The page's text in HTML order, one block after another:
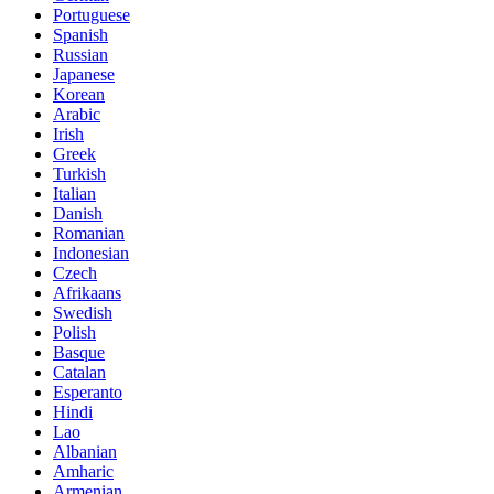
Portuguese
Spanish
Russian
Japanese
Korean
Arabic
Irish
Greek
Turkish
Italian
Danish
Romanian
Indonesian
Czech
Afrikaans
Swedish
Polish
Basque
Catalan
Esperanto
Hindi
Lao
Albanian
Amharic